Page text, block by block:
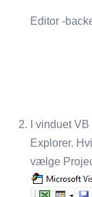
Editor -
I vinduet
Explorer.
vælge